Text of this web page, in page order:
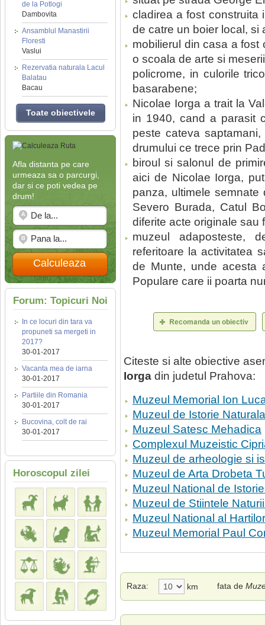
de la Potlogi
Dambovita
Ansamblul Manastirii
Floresti
Vaslui
Rezervatia naturala Lacul
Balatau
Bacau
Toate obiectivele
Afla distanta pe care
urmeaza sa o parcurgi,
dar si ce poti vedea pe
drum!
Calculeaza
Forum: Topicuri Noi
In ce locuri din tara va
propuneti sa mergeti in
2017?
30-01-2017
Vacanta mea de iarna
30-01-2017
Partiile din Romania
30-01-2017
Bucovina, colt de rai
30-01-2017
Horoscopul zilei
cladirea a fost construita
de catre un boier local, si
mobilierul din casa a fost
o scoala de arte si
policrome, in culorile
basarabene;
Nicolae Iorga a trait la
in 1940, cand a parasit
peste cateva
drumului ce trece prin
biroul si salonul de
aici de Nicolae Iorga,
panza, ultimele
Severo Burada, Catul
diferite acte originale sau
muzeul adaposteste,
referitoare la activitatea
de Munte, unde acesta
Populare care ii poarta
Citeste si alte obiective
Iorga din judetul Prahova:
Muzeul Memorial Ion
Muzeul de Istorie
Muzeul Satesc Mehadica
Complexul Muzeistic
Muzeul de arheologie si
Muzeul de Arta Drobeta
Muzeul National de
Muzeul de Stiintele
Muzeul National al
Muzeul Memorial Paul
Raza: km fata de